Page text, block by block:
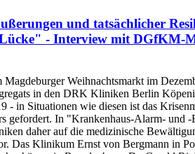
und tatsächlicher
Lücke" - Interview mit DGfKM-
Weihnachtsmarkt im
in den DRK Kliniken Berlin
- in Situationen wie diesen ist das
gefordert. In "Krankenhaus-Alarm- und -
daher auf die medizinische
Das Klinikum Ernst von Bergmann in